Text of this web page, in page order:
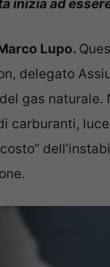
inizia ad
Lupo.
delegato
gas
carburanti,